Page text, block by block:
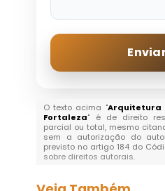
O texto acima "Arquitetura
Fortaleza" é de direito
parcial ou total, mesmo
sem a autorização do
previsto no artigo 184 do
sobre direitos autorais.